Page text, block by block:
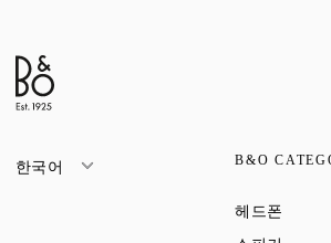
한국어 B&O
헤드폰